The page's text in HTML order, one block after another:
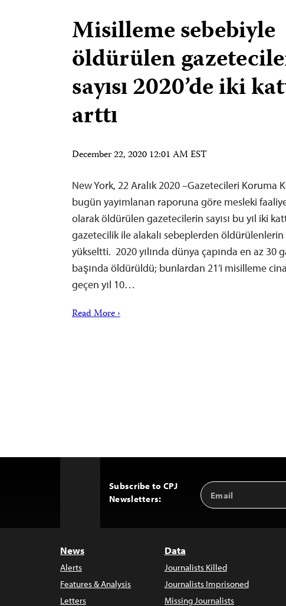
Misilleme sebebiyle
öldürülen
sayısı 2020’de iki
arttı
December 22, 2020 12:01 AM EST
New York, 22 Aralık 2020 –Gazetecileri Koruma
bugün yayımlanan raporuna göre mesleki
olarak öldürülen gazetecilerin sayısı bu yıl iki
gazetecilik ile alakalı sebeplerden öldürülenlerin
yükseltti. 2020 yılında dünya çapında en az 30
başında öldürüldü; bunlardan 21’i misilleme
geçen yıl 10…
Read More ›
Subscribe to CPJ
Newsletters:
Email
Address
News
Alerts
Features & Analysis
Letters
Data
Journalists Killed
Journalists Imprisoned
Missing Journalists